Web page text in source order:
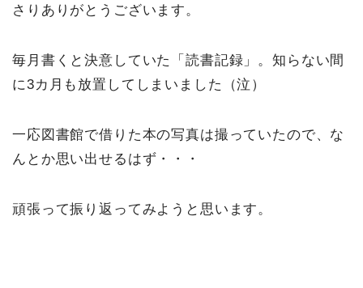
さりありがとうございます。
毎月書くと決意していた「読書記録」。知らない間
に3カ月も放置してしまいました（泣）
一応図書館で借りた本の写真は撮っていたので、な
んとか思い出せるはず・・・
頑張って振り返ってみようと思います。